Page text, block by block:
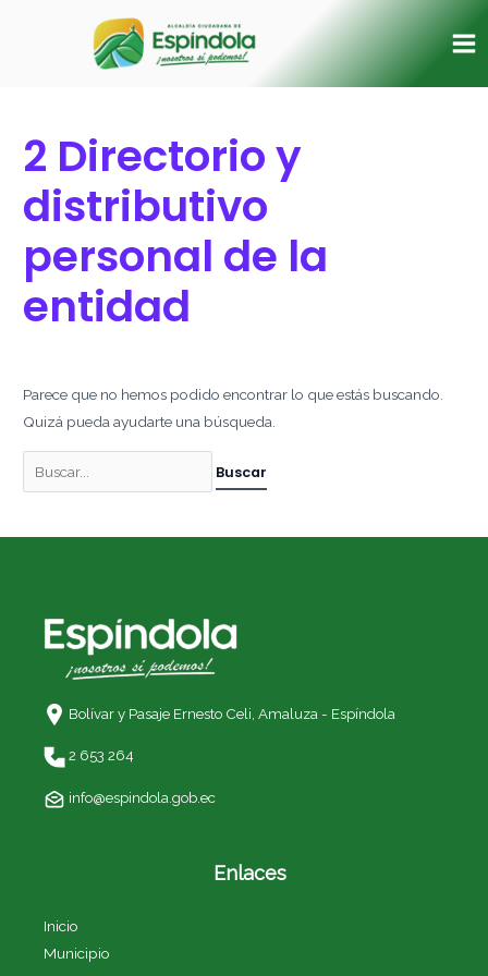
2 Directorio y
distributivo
personal de la
entidad
Parece que no hemos podido encontrar lo que estás buscando.
Quizá pueda ayudarte una búsqueda.
Bolívar y Pasaje Ernesto Celi, Amaluza - Espíndola
2 653 264
info@espindola.gob.ec
Enlaces
Inicio
Municipio